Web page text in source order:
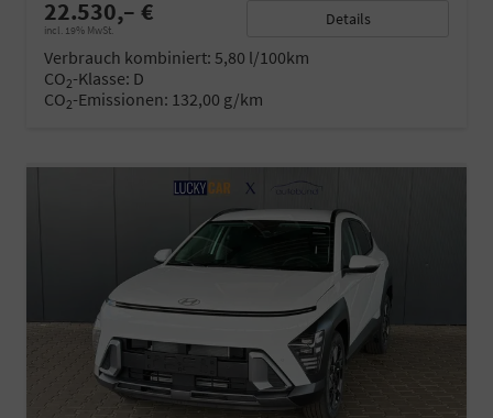
22.530,– €
incl. 19% MwSt.
Details
Verbrauch kombiniert: 5,80 l/100km
CO2-Klasse: D
CO2-Emissionen: 132,00 g/km